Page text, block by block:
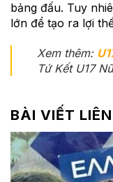
bảng đấu. Tuy
lớn để tạo ra lợi
Xem thêm:
Tứ Kết U17
BÀI VIẾT